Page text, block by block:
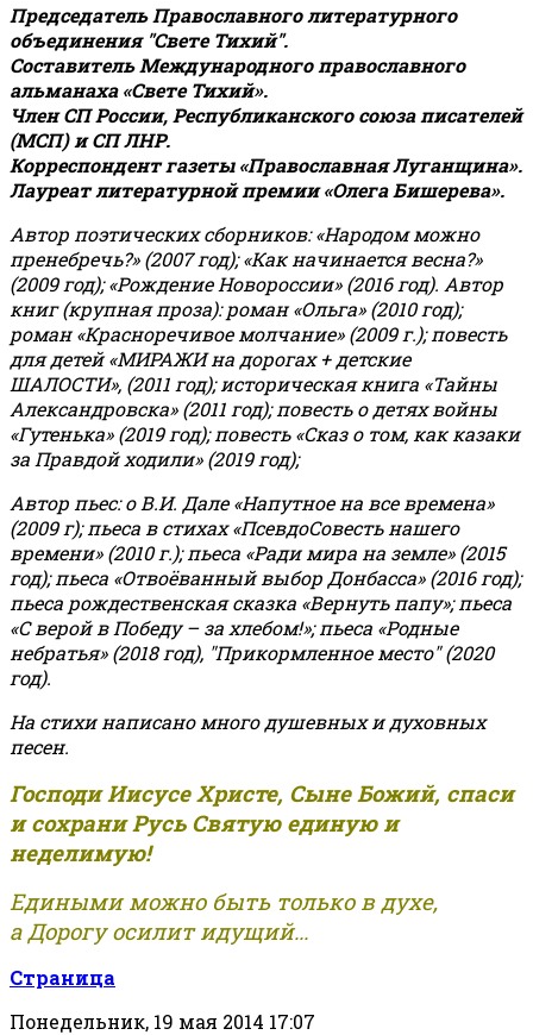
Председатель Православного литературного
объединения "Свете Тихий".
Составитель Международного православного
альманаха «Свете Тихий».
Член СП России, Республиканского союза писателей
(МСП) и СП ЛНР.
Корреспондент газеты «Православная Луганщина».
Лауреат литературной премии «Олега Бишерева».
Автор поэтических сборников: «Народом можно
пренебречь?» (2007 год); «Как начинается весна?»
(2009 год); «Рождение Новороссии» (2016 год). Автор
книг (крупная проза): роман «Ольга» (2010 год);
роман «Красноречивое молчание» (2009 г.); повесть
для детей «МИРАЖИ на дорогах + детские
ШАЛОСТИ», (2011 год); историческая книга «Тайны
Александровска» (2011 год); повесть о детях войны
«Гутенька» (2019 год); повесть «Сказ о том, как казаки
за Правдой ходили» (2019 год);
Автор пьес: о В.И. Дале «Напутное на все времена»
(2009 г); пьеса в стихах «ПсевдоСовесть нашего
времени» (2010 г.); пьеса «Ради мира на земле» (2015
год); пьеса «Отвоёванный выбор Донбасса» (2016 год);
пьеса рождественская сказка «Вернуть папу»; пьеса
«С верой в Победу – за хлебом!»;пьеса «Родные
небратья» (2018 год), "Прикормленное место" (2020
год).
На стихи написано много душевных и духовных
песен.
Господи Иисусе Христе, Сыне Божий, спаси
и сохрани Русь Святую единую и
неделимую!
Едиными можно быть только в духе,
а Дорогу осилит идущий...
Страница
Понедельник, 19 мая 2014 17:07